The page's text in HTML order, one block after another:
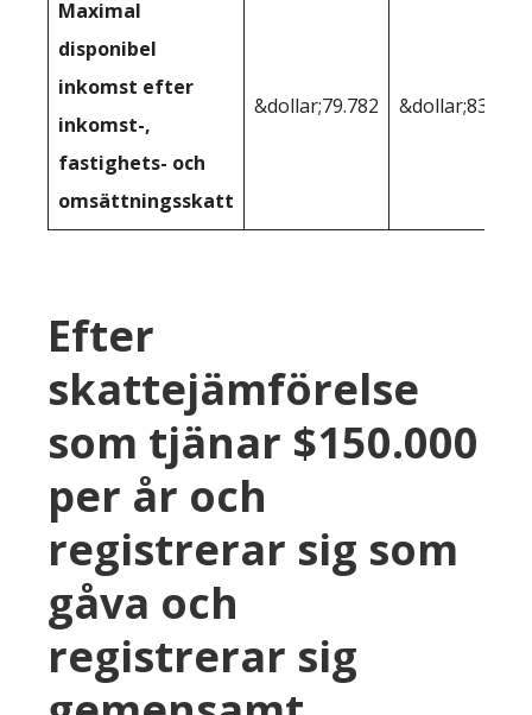
Maximal
disponibel
inkomst efter
inkomst-,
fastighets- och
omsättningsskatt
&dollar;79.782 &dollar;83,141
Efter
skattejämförelse
som tjänar $150.000
per år och
registrerar sig som
gåva och
registrerar sig